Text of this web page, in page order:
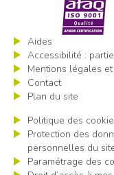
Aides
Accessibilité :
Mentions légales et
Contact
Plan du site
Politique des
Protection des
personnelles du
Paramétrage des